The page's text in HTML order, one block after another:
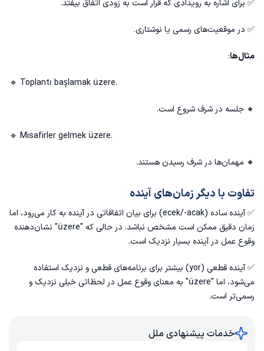
✅ برای اشاره به رویدادی که قرار است به زودی اتفاق بیفتد.
✅ در موقعیت‌های رسمی یا نوشتاری.
مثال‌ها:
🔹 Toplantı başlamak üzere.
🔸 جلسه در شرف شروع است.
🔹 Misafirler gelmek üzere.
🔸 مهمان‌ها در شرف رسیدن هستند.
تفاوت با دیگر زمان‌های آینده
✅ آینده ساده (ecek/-acak) برای بیان اتفاقاتی در آینده به کار می‌رود، اما
زمان دقیق ممکن است مشخص نباشد. در حالی که "üzere" نشان‌دهنده
وقوع عمل در آینده بسیار نزدیک است.
✅ آینده قطعی (yor) بیشتر برای برنامه‌های قطعی و نزدیک استفاده
می‌شود، اما "üzere" به معنای وقوع عمل در لحظاتی خیلی نزدیک و
رسمی‌تر است.
خدمات پیشنهادی ملل